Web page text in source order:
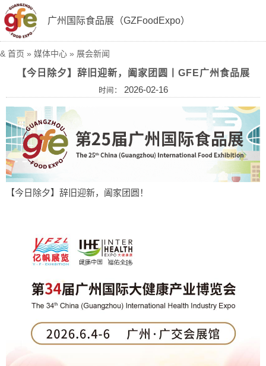
广州国际食品展（GZFoodExpo）
& 首页 » 媒体中心 » 展会新闻
【今日除夕】辞旧迎新，阖家团圆丨GFE广州食品展
时间： 2026-02-16
【今日除夕】辞旧迎新，阖家团圆！